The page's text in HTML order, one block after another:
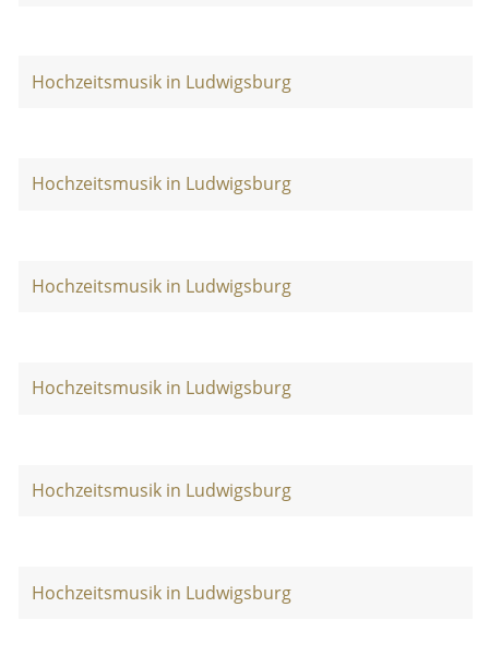
Hochzeitsmusik in Ludwigsburg
Hochzeitsmusik in Ludwigsburg
Hochzeitsmusik in Ludwigsburg
Hochzeitsmusik in Ludwigsburg
Hochzeitsmusik in Ludwigsburg
Hochzeitsmusik in Ludwigsburg